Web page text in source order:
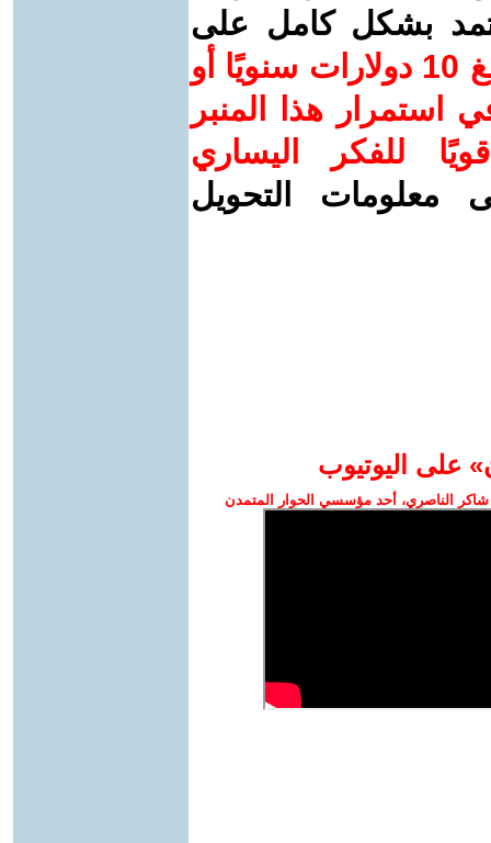
بشكل كامل على
ساهم/ي معنا! بدعمكم بمبلغ 10 دولارات سنويًا أو
استمرار هذا المنبر
للفكر اليساري
معلومات التحويل
على اليوتيوب
الناصري، أحد مؤسسي الحوار المتمدن